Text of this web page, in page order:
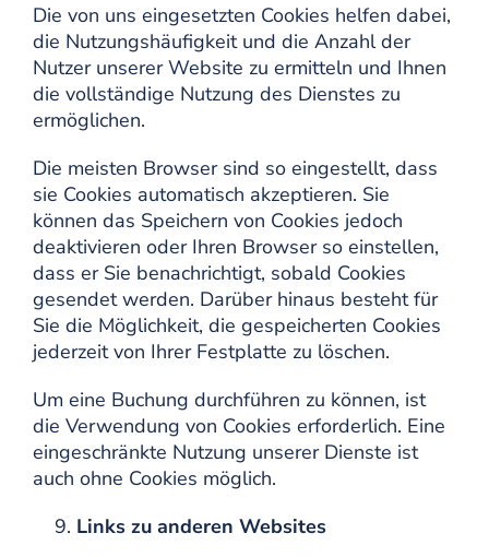
Die von uns eingesetzten Cookies helfen dabei,
die Nutzungshäufigkeit und die Anzahl der
Nutzer unserer Website zu ermitteln und Ihnen
die vollständige Nutzung des Dienstes zu
ermöglichen.
Die meisten Browser sind so eingestellt, dass
sie Cookies automatisch akzeptieren. Sie
können das Speichern von Cookies jedoch
deaktivieren oder Ihren Browser so einstellen,
dass er Sie benachrichtigt, sobald Cookies
gesendet werden. Darüber hinaus besteht für
Sie die Möglichkeit, die gespeicherten Cookies
jederzeit von Ihrer Festplatte zu löschen.
Um eine Buchung durchführen zu können, ist
die Verwendung von Cookies erforderlich. Eine
eingeschränkte Nutzung unserer Dienste ist
auch ohne Cookies möglich.
Links zu anderen Websites